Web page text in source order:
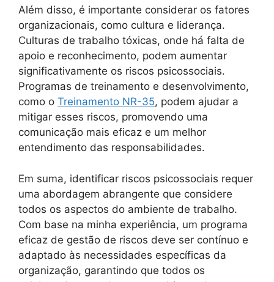
Além disso, é importante considerar os fatores
organizacionais, como cultura e liderança.
Culturas de trabalho tóxicas, onde há falta de
apoio e reconhecimento, podem aumentar
significativamente os riscos psicossociais.
Programas de treinamento e desenvolvimento,
como o Treinamento NR-35, podem ajudar a
mitigar esses riscos, promovendo uma
comunicação mais eficaz e um melhor
entendimento das responsabilidades.
Em suma, identificar riscos psicossociais requer
uma abordagem abrangente que considere
todos os aspectos do ambiente de trabalho.
Com base na minha experiência, um programa
eficaz de gestão de riscos deve ser contínuo e
adaptado às necessidades específicas da
organização, garantindo que todos os